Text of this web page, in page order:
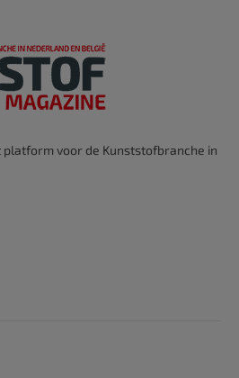
platform voor de Kunststofbranche in